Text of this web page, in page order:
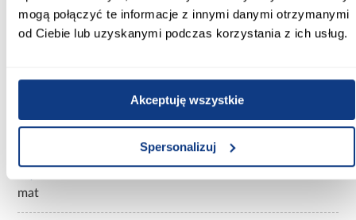
mogą połączyć te informacje z innymi danymi otrzymanymi
od Ciebie lub uzyskanymi podczas korzystania z ich usług.
Akceptuję wszystkie
Spersonalizuj
Wybarwienie:
białe
Ilość drzwi:
mat